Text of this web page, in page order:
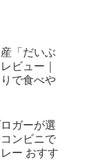
「だいぶ
ビュー｜
で食べや
ガーが選
ンビニで
ー おすす